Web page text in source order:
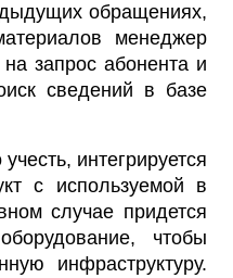
обращениях,
менеджер
запрос абонента и
сведений в базе
интегрируется
с используемой в
случае придется
чтобы
инфраструктуру.